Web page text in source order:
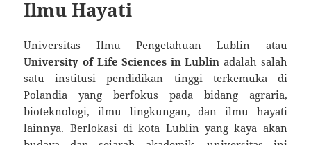
Ilmu Hayati
Universitas Ilmu Pengetahuan Lublin atau
University of Life Sciences in Lublin adalah salah
satu institusi pendidikan tinggi terkemuka di
Polandia yang berfokus pada bidang agraria,
bioteknologi, ilmu lingkungan, dan ilmu hayati
lainnya. Berlokasi di kota Lublin yang kaya akan